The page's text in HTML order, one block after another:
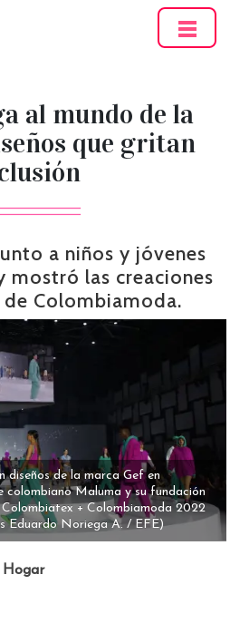
al mundo de la
que gritan
a niños y jóvenes
mostró las creaciones
de Colombiamoda.
diseños de la marca Gef en
Maluma y su fundación
Colombiatex + Colombiamoda 2022
Eduardo Noriega A. / EFE)
Hogar